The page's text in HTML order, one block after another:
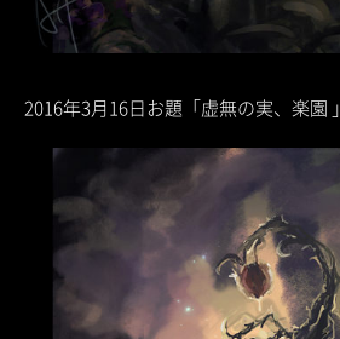
2016年3月16日お題「虚無の実、楽園 」